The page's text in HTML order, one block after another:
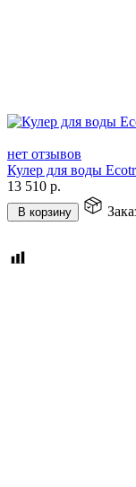
нет отзывов
Кулер для воды
13 510 р.
В корзину